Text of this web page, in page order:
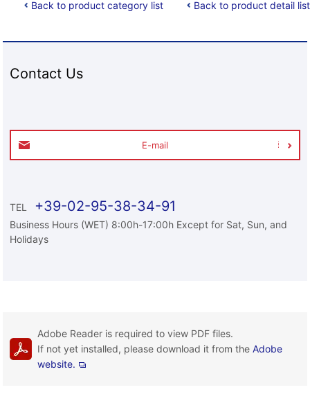
Back to product category list Back to product detail list
Contact Us
E-mail
TEL +39-02-95-38-34-91
Business Hours (WET) 8:00h-17:00h Except for Sat, Sun, and
Holidays
Adobe Reader is required to view PDF files.
If not yet installed, please download it from theAdobe
website.